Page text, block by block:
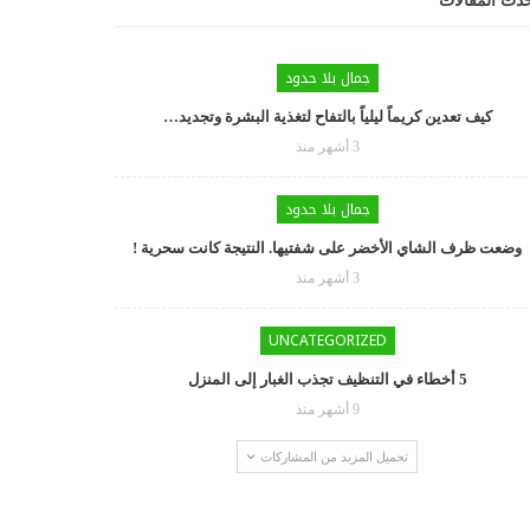
جمال بلا حدود
كيف تعدين كريماً ليلياً بالتفاح لتغذية البشرة وتجديد…
3 أشهر منذ
جمال بلا حدود
وضعت ظرف الشاي الأخضر على شفتيها. النتيجة كانت سحرية !
3 أشهر منذ
UNCATEGORIZED
5 أخطاء في التنظيف تجذب الغبار إلى المنزل
9 أشهر منذ
تحميل المزيد من المشاركات